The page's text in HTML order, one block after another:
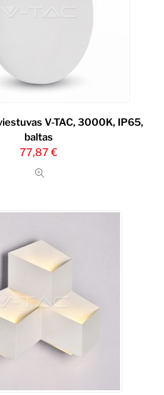
V-TAC, 3000K, IP65,
baltas
77,87 €